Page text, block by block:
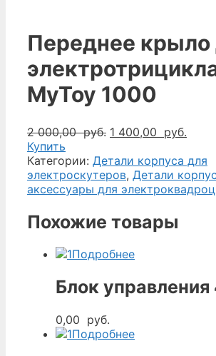
Переднее крыло
MyToy 1000
2 000,00руб. Первоначальная
составляла
2
000,00
1 400,00 руб.
1
руб..
Купить
Категории: Детали корпуса для
электроскутеров, Детали
аксессуары для
Похожие товары
Подробнее
Блок управления
0,00 руб.
Подробнее